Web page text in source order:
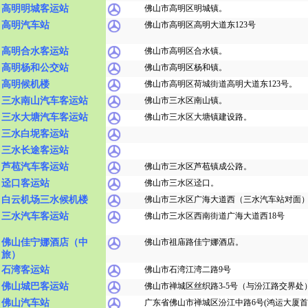
高明明城客运站 佛山市高明区明城镇。
高明汽车站 佛山市高明区高明大道东123号
高明合水客运站 佛山市高明区合水镇。
高明杨和公交站 佛山市高明区杨和镇。
高明候机楼 佛山市高明区荷城街道高明大道东123号。
三水南山汽车客运站 佛山市三水区南山镇。
三水大塘汽车客运站 佛山市三水区大塘镇建设路。
三水白坭客运站
三水长途客运站
芦苞汽车客运站
佛山市三水区芦苞镇成公路。
迳口客运站 佛山市三水区迳口。
白云机场三水候机楼 佛山市三水区广海大道西（三水汽车站对面）
三水汽车客运站 佛山市三水区西南街道广海大道西18号
佛山佳宁娜酒店（中
旅）
佛山市祖庙路佳宁娜酒店。
石湾客运站 佛山市石湾江湾二路9号
佛山城巴客运站 佛山市禅城区丝织路3-5号（与汾江路交界处
佛山汽车站 广东省佛山市禅城区汾江中路6号(鸿运大厦首